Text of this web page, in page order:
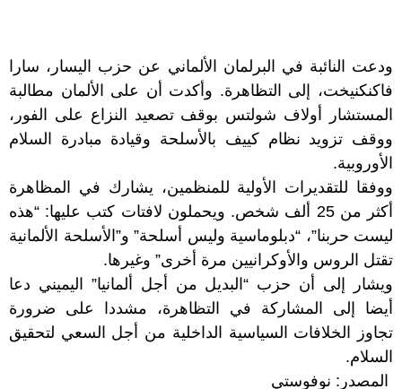
ودعت النائبة في البرلمان الألماني عن حزب اليسار، سارا
فاكنكنيخت، إلى التظاهرة. وأكدت أن على الألمان مطالبة
المستشار أولاف شولتس بوقف تصعيد النزاع على الفور،
ووقف تزويد نظام كييف بالأسلحة وقيادة مبادرة السلام
الأوروبية.
ووفقا للتقديرات الأولية للمنظمين، يشارك في المظاهرة
أكثر من 25 ألف شخص. ويحملون لافتات كتب عليها: “هذه
ليست حربنا”، “دبلوماسية وليس أسلحة” و”الأسلحة الألمانية
تقتل الروس والأوكرانيين مرة أخرى” وغيرها.
ويشار إلى أن حزب “البديل من أجل ألمانيا” اليميني دعا
أيضا إلى المشاركة في التظاهرة، مشددا على ضرورة
تجاوز الخلافات السياسية الداخلية من أجل السعي لتحقيق
السلام.
المصدر: نوفوستي